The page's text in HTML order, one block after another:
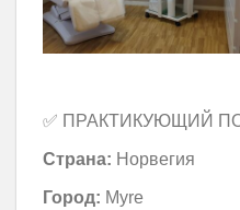
✅ ПРАКТИКУЮЩИЙ
Страна: Норвегия
Город: Myre